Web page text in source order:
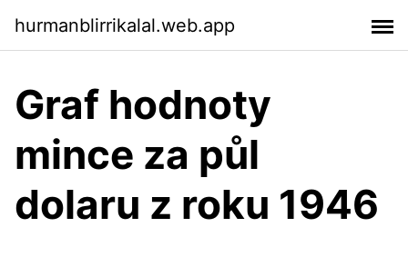
hurmanblirrikalal.web.app
Graf hodnoty
mince za půl
dolaru z roku 1946